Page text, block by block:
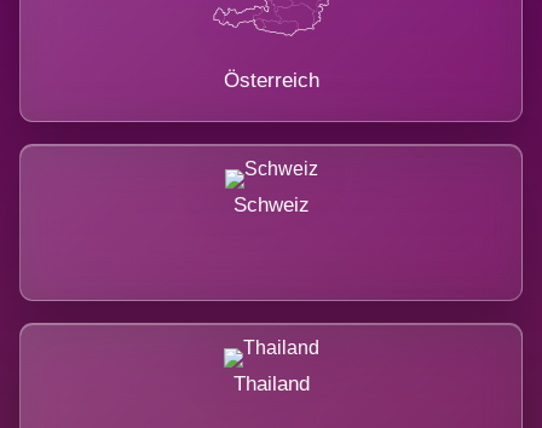
Österreich
Schweiz
Thailand